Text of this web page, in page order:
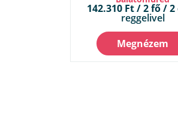
142.310 Ft / 2 fő /
reggelivel
Megnézem